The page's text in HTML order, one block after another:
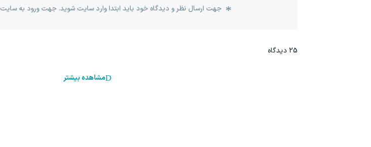
جهت ارسال نظر و دیدگاه خود باید ابتدا وارد سایت شوید. جهت ورود به سایت
25 دیدگاه
مشاهده بیشتر